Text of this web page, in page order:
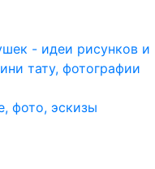
- идеи рисунков и
тату, фотографии
фото, эскизы